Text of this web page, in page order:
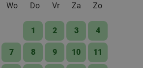
Wo Do Vr Za Zo
1 2 3 4
7 8 9 10 11